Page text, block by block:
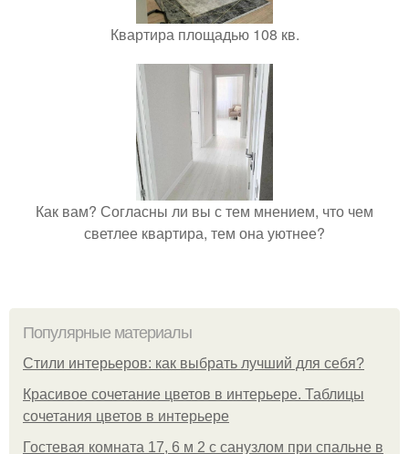
Квартира площадью 108 кв.
Как вам? Согласны ли вы с тем мнением, что чем
светлее квартира, тем она уютнее?
Популярные материалы
Стили интерьеров: как выбрать лучший для себя?
Красивое сочетание цветов в интерьере. Таблицы
сочетания цветов в интерьере
Гостевая комната 17, 6 м 2 с санузлом при спальне в